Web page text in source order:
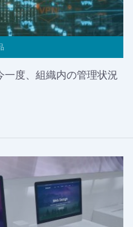
一度、組織内の管理状況